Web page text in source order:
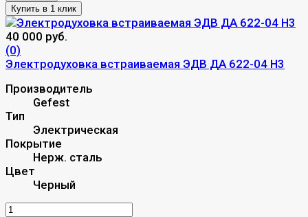
40 000 руб.
(0)
Электродуховка встраиваемая ЭДВ ДА 622-04 Н3
Производитель
Gefest
Тип
Электрическая
Покрытие
Нерж. сталь
Цвет
Черный